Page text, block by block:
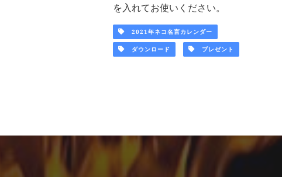
を入れてお使いください。
2021年ネコ名言カレンダー
ダウンロード プレゼント